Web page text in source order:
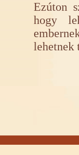
Ezúton
hogy
lehetnek